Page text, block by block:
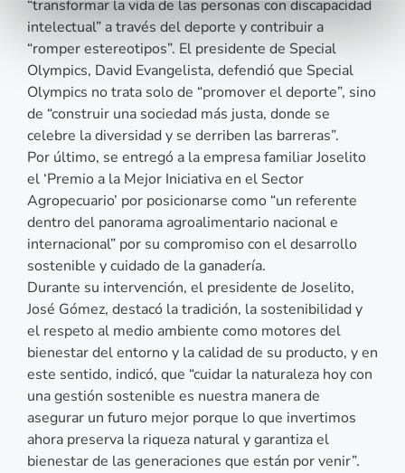
“transformar la vida de las personas con discapacidad
intelectual” a través del deporte y contribuir a
“romper estereotipos”. El presidente de Special
Olympics, David Evangelista, defendió que Special
Olympics no trata solo de “promover el deporte”, sino
de “construir una sociedad más justa, donde se
celebre la diversidad y se derriben las barreras”.
Por último, se entregó a la empresa familiar Joselito
el ‘Premio a la Mejor Iniciativa en el Sector
Agropecuario’ por posicionarse como “un referente
dentro del panorama agroalimentario nacional e
internacional” por su compromiso con el desarrollo
sostenible y cuidado de la ganadería.
Durante su intervención, el presidente de Joselito,
José Gómez, destacó la tradición, la sostenibilidad y
el respeto al medio ambiente como motores del
bienestar del entorno y la calidad de su producto, y en
este sentido, indicó, que “cuidar la naturaleza hoy con
una gestión sostenible es nuestra manera de
asegurar un futuro mejor porque lo que invertimos
ahora preserva la riqueza natural y garantiza el
bienestar de las generaciones que están por venir”.